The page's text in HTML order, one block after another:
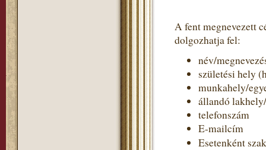
A fent megnevezett
dolgozhatja fel:
név/
születési hely
munkahely/
állandó
telefonszám
E-mailcím
Esetenként